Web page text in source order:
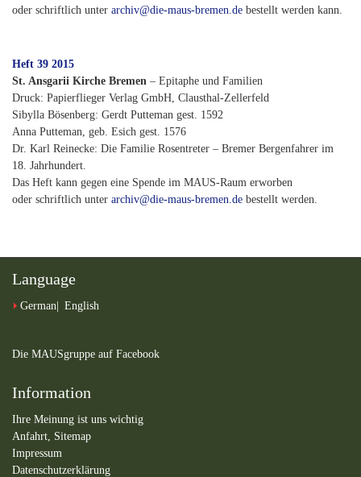
oder schriftlich unter archiv@die-maus-bremen.de bestellt werden kann.
Heft 39 2015
St. Ansgarii Kirche Bremen – Epitaphe und Familien
Druck: Papierflieger Verlag GmbH, Clausthal-Zellerfeld
Sibylla Bösenberg: Gerdt Putteman gest. 1592
Anna Putteman, geb. Esich gest. 1576
Dr. Karl Reinecke: Die Familie Rosentreter – Bremer Bergenfahrer im
18. Jahrhundert.
Das Heft kann gegen eine Spende im MAUS-Raum erworben
oder schriftlich unter archiv@die-maus-bremen.de bestellt werden.
Language
German English
Die MAUSgruppe auf Facebook
Information
Ihre Meinung ist uns wichtig
Anfahrt, Sitemap
Impressum
Datenschutzerklärung